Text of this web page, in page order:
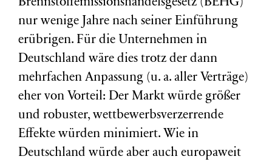
Brennstoffemissionshandelsgesetz (BEHG)
nur wenige Jahre nach seiner Einführung
erübrigen. Für die Unternehmen in
Deutschland wäre dies trotz der dann
mehrfachen Anpassung (u. a. aller Verträge)
eher von Vorteil: Der Markt würde größer
und robuster, wettbewerbsverzerrende
Effekte würden minimiert. Wie in
Deutschland würde aber auch europaweit